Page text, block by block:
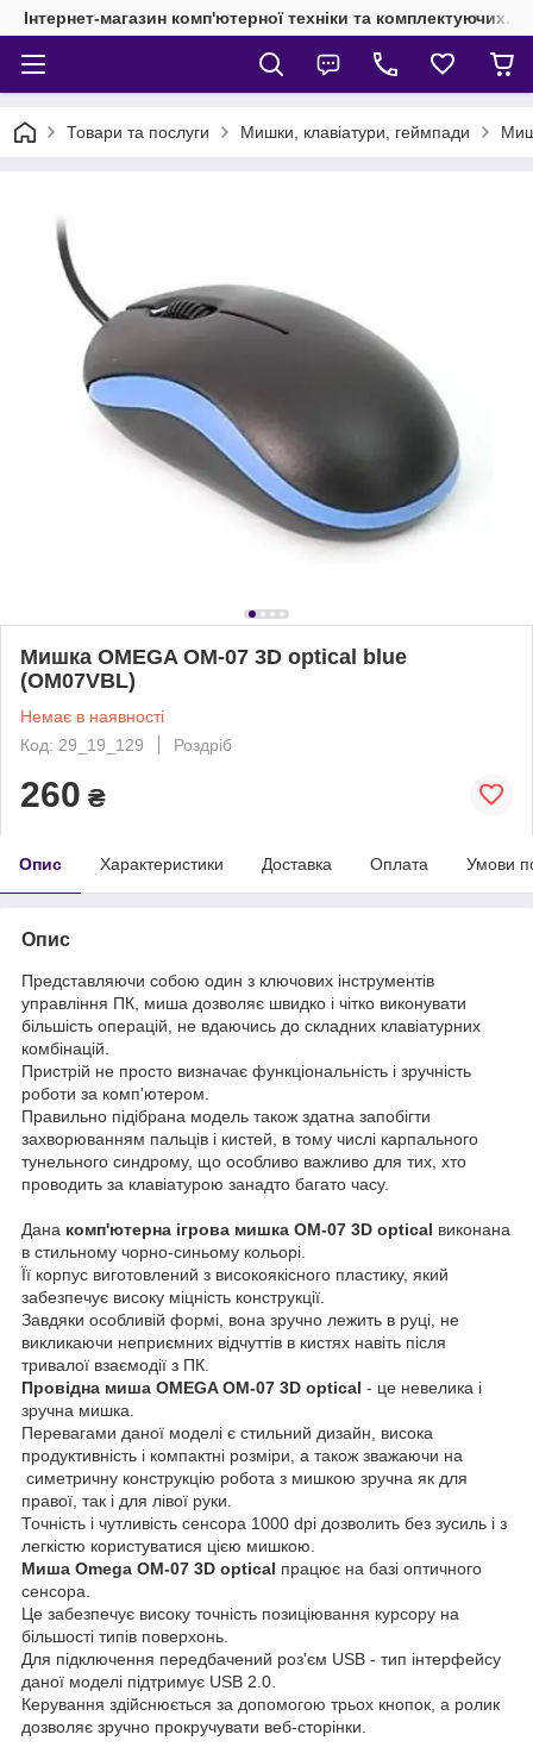
Інтернет-магазин комп'ютерної техніки та комплектуючих.
Товари та послуги Мишки, клавіатури, геймпади
Мишка OMEGA OM-07 3D optical blue
(OM07VBL)
Немає в наявності
Код: 29_19_129
Роздріб
260 ₴
Опис Характеристики Доставка Оплата Умови
Опис
Представляючи собою один з ключових інструментів
управління ПК, миша дозволяє швидко і чітко виконувати
більшість операцій, не вдаючись до складних клавіатурних
комбінацій.
Пристрій не просто визначає функціональність і зручність
роботи за комп'ютером.
Правильно підібрана модель також здатна запобігти
захворюванням пальців і кистей, в тому числі карпального
тунельного синдрому, що особливо важливо для тих, хто
проводить за клавіатурою занадто багато часу.
Дана комп'ютерна ігрова мишка OM-07 3D optical виконана
в стильному чорно-синьому кольорі.
Її корпус виготовлений з високоякісного пластику, який
забезпечує високу міцність конструкції.
Завдяки особливій формі, вона зручно лежить в руці, не
викликаючи неприємних відчуттів в кистях навіть після
тривалої взаємодії з ПК.
Провідна миша OMEGA OM-07 3D optical - це невелика і
зручна мишка.
Перевагами даної моделі є стильний дизайн, висока
продуктивність і компактні розміри, а також зважаючи на
симетричну конструкцію робота з мишкою зручна як для
правої, так і для лівої руки.
Точність і чутливість сенсора 1000 dpi дозволить без зусиль і з
легкістю користуватися цією мишкою.
Миша Omega OM-07 3D optical працює на базі оптичного
сенсора.
Це забезпечує високу точність позиціювання курсору на
більшості типів поверхонь.
Для підключення передбачений роз'єм USB - тип інтерфейсу
даної моделі підтримує USB 2.0.
Керування здійснюється за допомогою трьох кнопок, а ролик
дозволяє зручно прокручувати веб-сторінки.